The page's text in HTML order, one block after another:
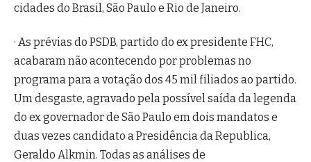
cidades do Brasil, São Paulo e Rio de Janeiro.
· As prévias do PSDB, partido do ex presidente FHC,
acabaram não acontecendo por problemas no
programa para a votação dos 45 mil filiados ao partido.
Um desgaste, agravado pela possível saída da legenda
do ex governador de São Paulo em dois mandatos e
duas vezes candidato a Presidência da Republica,
Geraldo Alkmin. Todas as análises de